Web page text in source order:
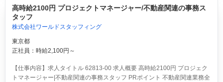
高時給2100円 プロジェクトマネージャー/不動産関連の事務ス
タッフ
株式会社ワールドスタッフィング
東京都
正社員：時給2,100円～
【仕事内容】求人タイトル 62813-00 求人概要 高時給2100円 プロジェク
トマネージャー|不動産関連の事務スタッフ PRポイント 不動産関連業務全